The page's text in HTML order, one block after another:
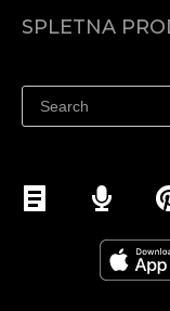
SPLETNA
Prodaja na